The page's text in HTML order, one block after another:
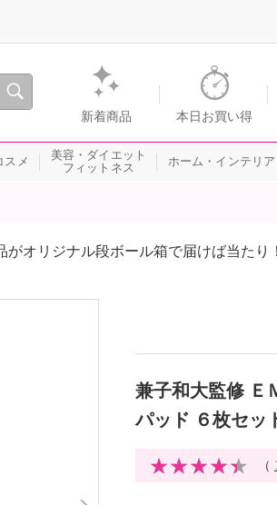
ビショッピングのショップチャンネル
新着商品 本日お買い得
スメ
美容・ダイエット
フィットネス
ホーム・インテリア
がオリジナル段ボール箱で届けば当たり
兼子和大監修 Ｅ
パッド ６枚セッ
（